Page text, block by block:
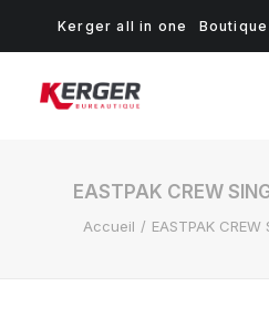
Kerger all in one
EASTPAK CREW
Accueil EASTPAK CREW